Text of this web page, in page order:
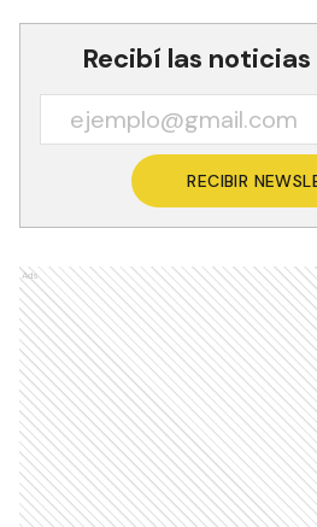
Recibí las
RECIBIR
Ads